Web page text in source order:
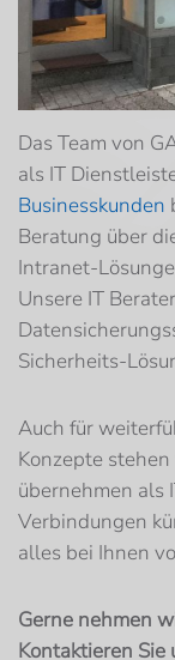
Das Team von
als IT
Businesskunden
Beratung über
Intranet-
Unsere IT
Sicherheits-
Auch für
Konzepte
übernehmen als
Verbindungen
alles bei Ihnen
Gerne nehmen
Kontaktieren Sie